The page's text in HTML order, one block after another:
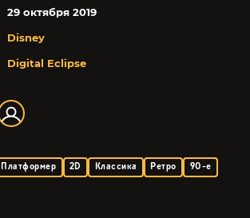
29 октября 2019
Disney
Digital Eclipse
Платформер 2D Классика Ретро
90-е